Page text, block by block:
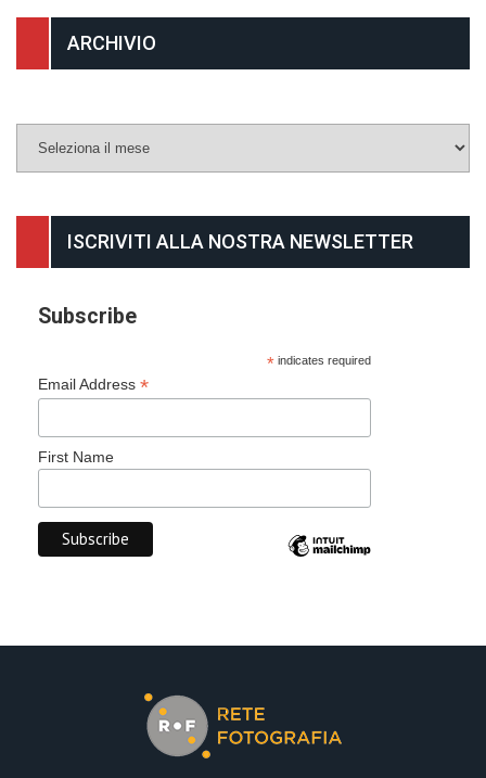
ARCHIVIO
ISCRIVITI ALLA NOSTRA NEWSLETTER
Subscribe
* indicates required
Email Address *
First Name